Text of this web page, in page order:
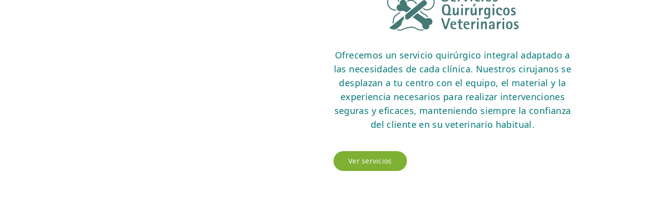
Ofrecemos un servicio quirúrgico integral adaptado a
las necesidades de cada clínica. Nuestros cirujanos se
desplazan a tu centro con el equipo, el material y la
experiencia necesarios para realizar intervenciones
seguras y eficaces, manteniendo siempre la confianza
del cliente en su veterinario habitual.
Ver servicios